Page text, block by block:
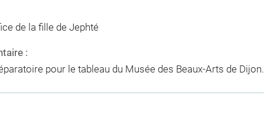
de la fille de Jephté
:
pour le tableau du Musée des Beaux-Arts de Dijon.